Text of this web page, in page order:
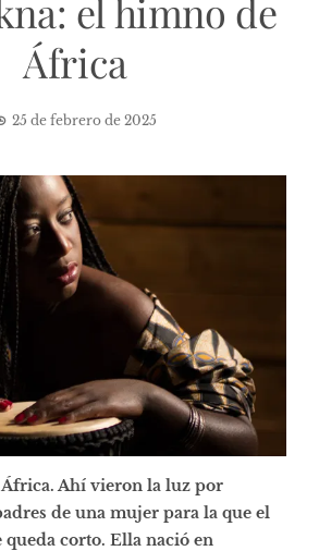
el himno de
África
25 de febrero de 2025
Ahí vieron la luz por
de una mujer para la que el
corto. Ella nació en